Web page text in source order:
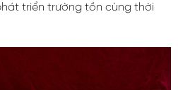
triển trường tồn cùng thời